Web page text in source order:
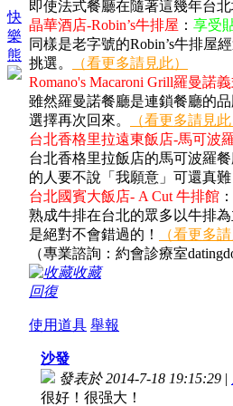
快
樂
熊
即使法式餐廳在隨著這幾年台
晶華酒店-Robin’s牛排屋 ： 享受
同樣是老字號的Robin’s牛排屋
挑選。
（看更多請見此）
Romano's Macaroni Grill羅曼諾
雖然羅曼諾餐廳是連鎖餐廳的
選擇再次回來。
（看更多請見此
台北香格里拉遠東飯店-馬可波
台北香格里拉飯店的馬可波羅
的人要不說「我願意」可還真難
台北國賓大飯店- A Cut 牛排館 ：
熟成牛排在台北的眾多以牛排
是絕對不會錯過的！
（看更多請
（專業諮詢：約會診療室
收藏
回復
使用道具 舉報
沙發
發表於 2014-7-18 19:15:29 |
很好！很强大！